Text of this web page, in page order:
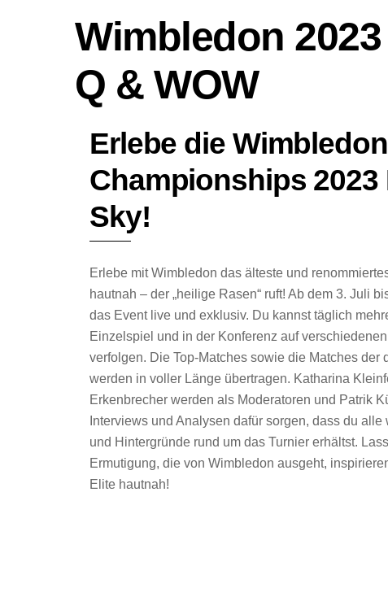
Wimbledon
Q & WOW
Erlebe die Wimbledon
Championships 2023
Sky!
Erlebe mit Wimbledon das älteste und
hautnah – der „heilige Rasen“ ruft! Ab dem 3. Juli
das Event live und exklusiv. Du kannst täglich
Einzelspiel und in der Konferenz auf
verfolgen. Die Top-Matches sowie die Matches der
werden in voller Länge übertragen. Katharina
Erkenbrecher werden als Moderatoren und Patrik
Interviews und Analysen dafür sorgen, dass du
und Hintergründe rund um das Turnier erhältst.
Ermutigung, die von Wimbledon ausgeht,
Elite hautnah!